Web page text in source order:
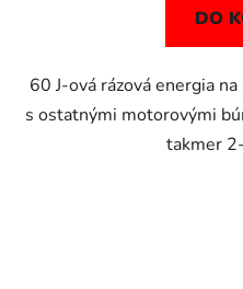
DO
60 J-ová rázová energia
s ostatnými motorovými
takmer